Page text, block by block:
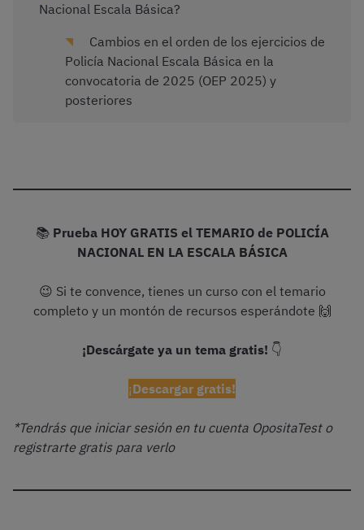
Nacional Escala Básica?
Cambios en el orden de los ejercicios de
Policía Nacional Escala Básica en la
convocatoria de 2025 (OEP 2025) y
posteriores
📚 Prueba HOY GRATIS el TEMARIO de POLICÍA
NACIONAL EN LA ESCALA BÁSICA
😉 Si te convence, tienes un curso con el temario
completo y un montón de recursos esperándote 🙌
¡Descárgate ya un tema gratis! 👇
¡Descargar gratis!
*Tendrás que iniciar sesión en tu cuenta OpositaTest o
registrarte gratis para verlo